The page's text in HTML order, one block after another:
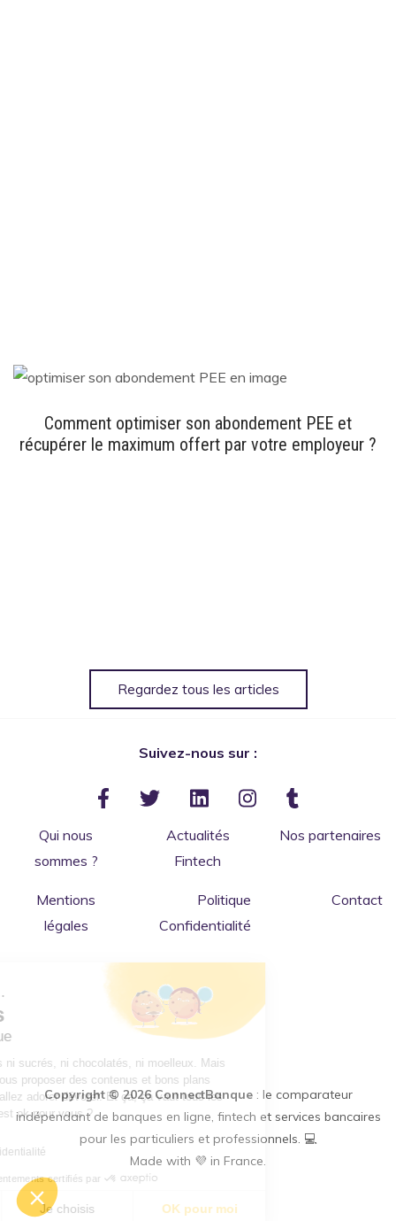
Comment optimiser son abondement PEE et
récupérer le maximum offert par votre employeur ?
Regardez tous les articles
Suivez-nous sur :
Qui nous
sommes ?
Actualités
Fintech
Nos partenaires
Mentions
légales
Politique
Confidentialité
Contact
Copyright © 2026 ConnectBanque: le comparateur
indépendant de banques en ligne, fintech et services bancaires
pour les particuliers et professionnels. 💻
Made with 💜 in France.
les Cookies
de ConnectBanque
Bon ok, nous sommes ni sucrés, ni chocolatés, ni moelleux. Mais
nous permettront de vous proposer des contenus et bons plans
"financiers" que vous allez adorer dévorer. Et ça, ça vaut tous les
cookies du monde. C'est ok pour vous ?
Lire la politique de confidentialité
Consentements certifiés par
Non merci Je choisis